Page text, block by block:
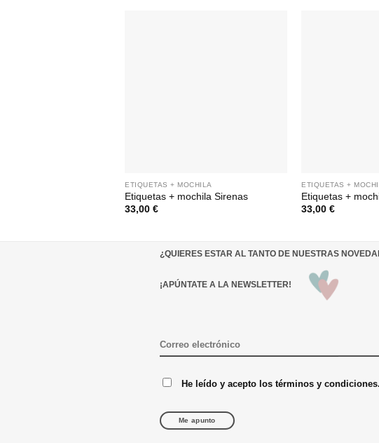
ETIQUETAS + MOCHILA
Etiquetas + mochila Sirenas
33,00€
ETIQUETAS +
Etiquetas +
33,00€
¿QUIERES ESTAR AL TANTO DE NUESTRAS
¡APÚNTATE A LA NEWSLETTER!
He leído y acepto los términos y condiciones.